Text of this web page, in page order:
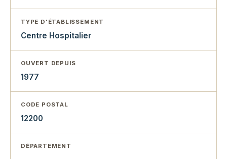
TYPE D'ÉTABLISSEMENT
Centre Hospitalier
OUVERT DEPUIS
1977
CODE POSTAL
12200
DÉPARTEMENT